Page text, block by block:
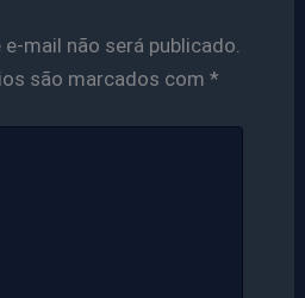
mail não será publicado.
são marcados com *